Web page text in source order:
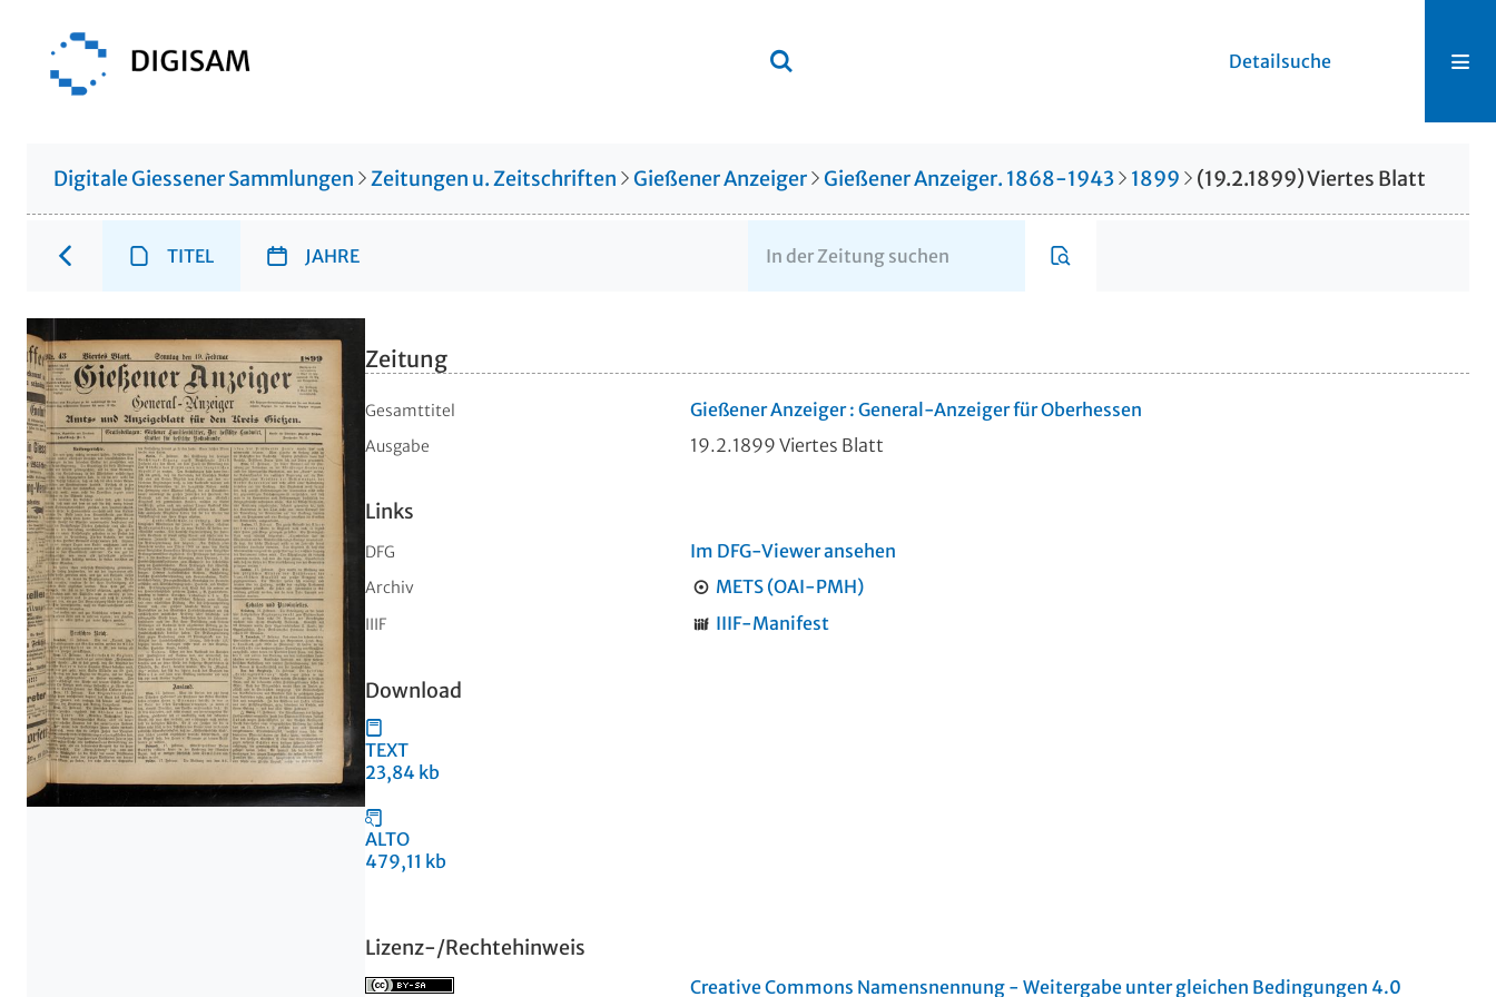
Detailsuche
Digitale Giessener Sammlungen Zeitungen u. Zeitschriften Gießener Anzeiger Gießener Anzeiger. 1868-1943 1899 (19.2.1899) Viertes Blatt
TITEL JAHRE
Zeitung
Gesamttitel Gießener Anzeiger : General-Anzeiger für Oberhessen
Ausgabe 19.2.1899 Viertes Blatt
Links
DFG Im DFG-Viewer ansehen
Archiv METS (OAI-PMH)
IIIF IIIF-Manifest
Download
TEXT
23,84 kb
ALTO
479,11 kb
Lizenz-/Rechtehinweis
Creative Commons Namensnennung - Weitergabe unter gleichen Bedingungen 4.0